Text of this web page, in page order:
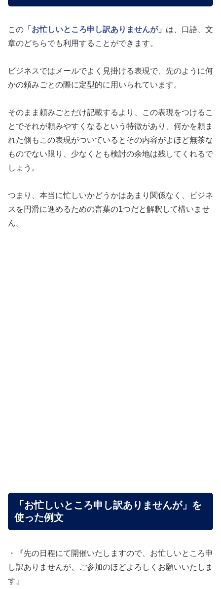
この 「お忙しいところ申し訳ありませんが」 は、口語、文
章のどちらでも利用することができます。
ビジネスではメールでよく見掛ける表現で、先のように何
かの頼みごとの際に定型的に用いられています。
そのまま頼みごとだけ記載するより、この表現をつけるこ
とでそれが頼みやすくなるという特徴があり、何かを頼ま
れた側もこの表現がついているとその内容がよほど無茶な
ものでない限り、少なくとも検討の余地は残してくれるで
しょう。
つまり、本当に忙しいかどうかはあまり関係なく、ビジネ
スを円滑に進めるための言葉の1つだと解釈して構いませ
ん。
「お忙しいところ申し訳ありませんが」を
使った例文
・『先の日程にて開催いたしますので、お忙しいところ申
し訳ありませんが、ご参加のほどよろしくお願いいたしま
す』